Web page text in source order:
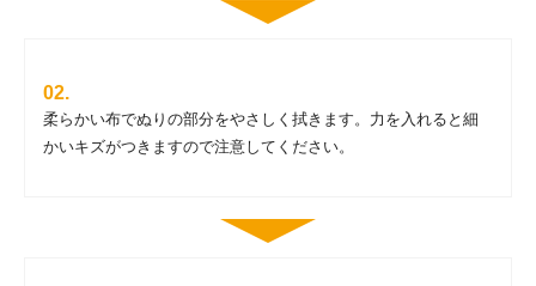
柔らかい布でぬりの部分をやさしく拭きます。力を入れると細
かいキズがつきますので注意してください。